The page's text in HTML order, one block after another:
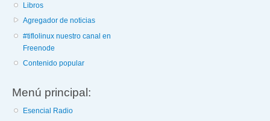
Libros
Agregador de noticias
#tiflolinux nuestro canal en
Freenode
Contenido popular
Menú principal:
Esencial Radio